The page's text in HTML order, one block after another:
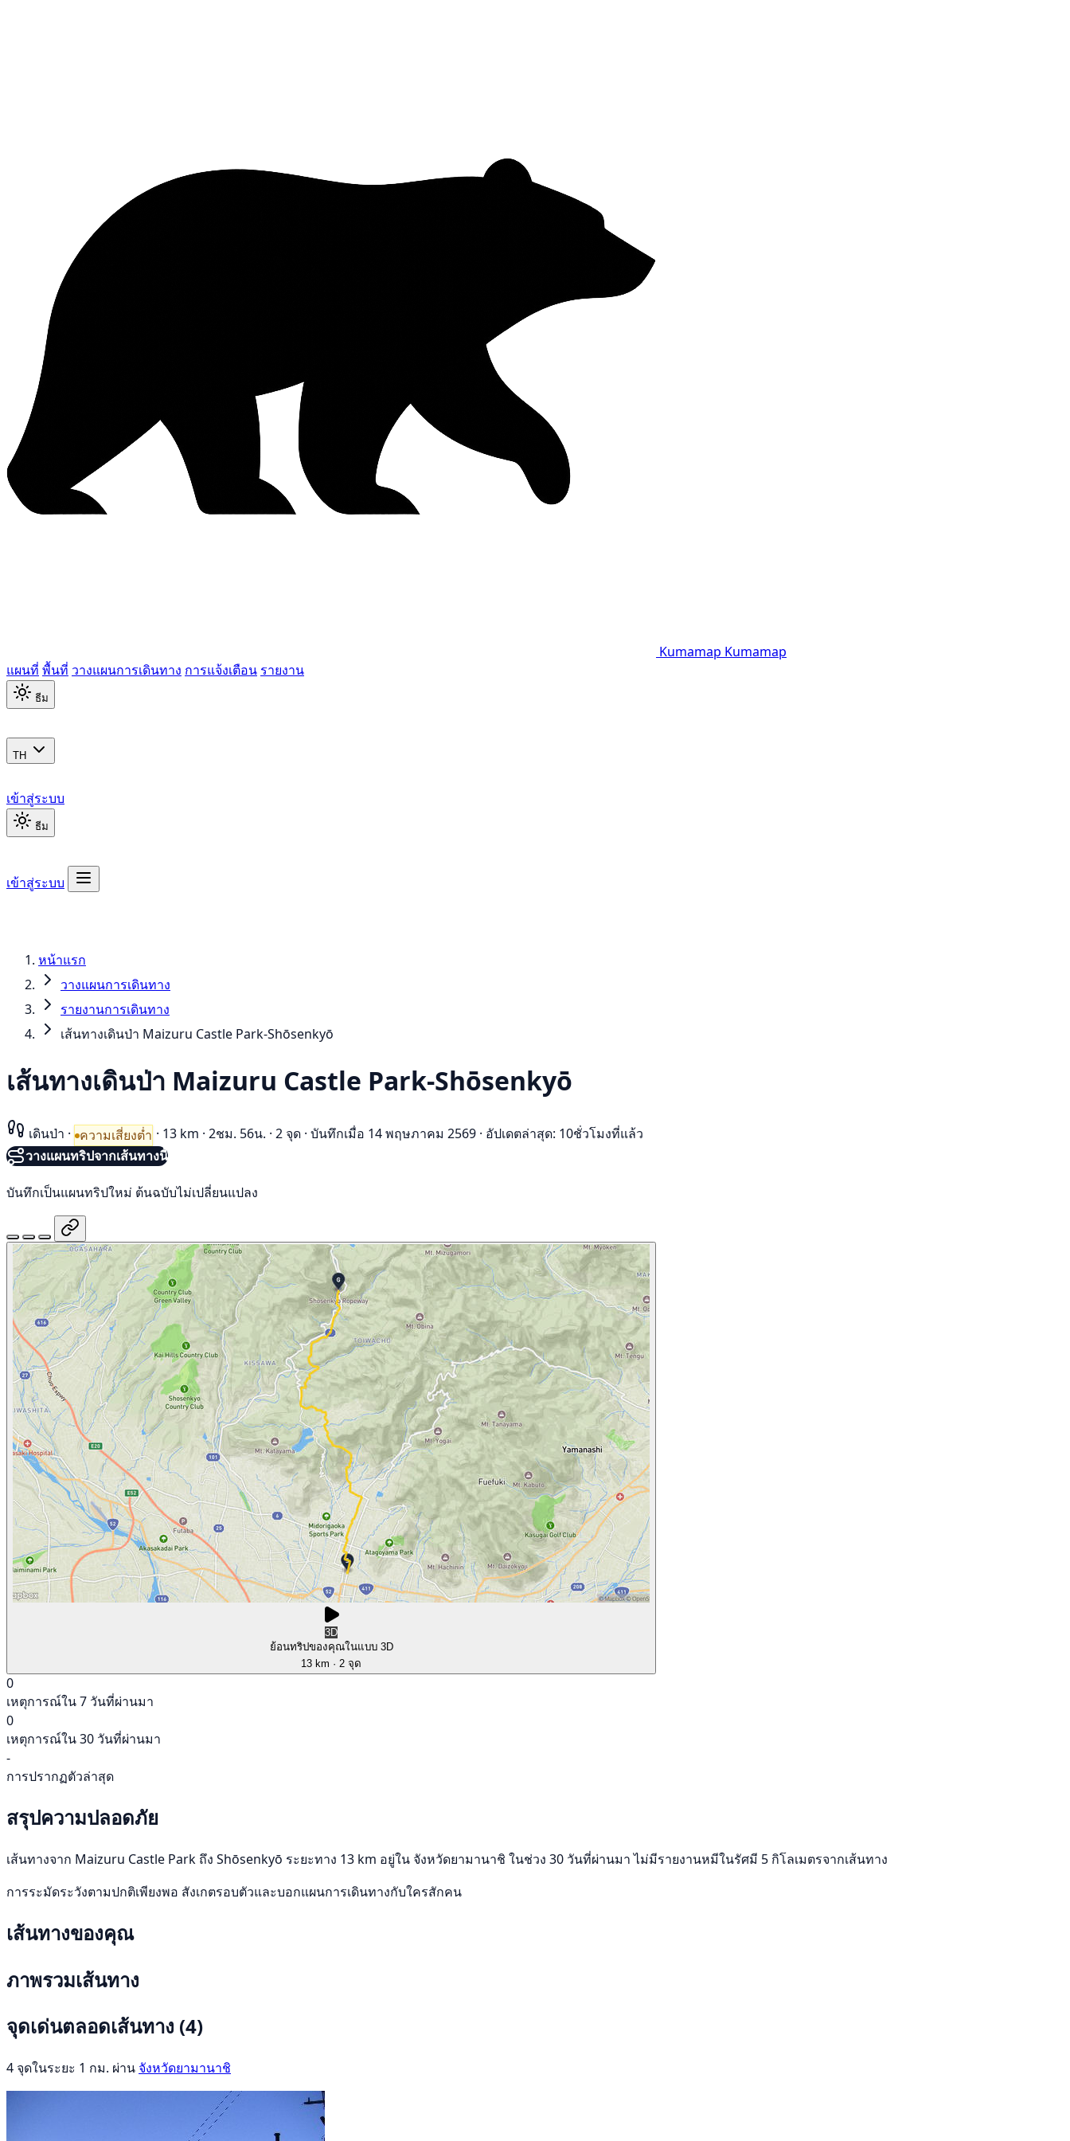
Kumamap Kumamap
แผนที่ พื้นที่ วางแผนการเดินทาง การแจ้งเตือน รายงาน
ธีม
TH
เข้าสู่ระบบ
ธีม
เข้าสู่ระบบ
หน้าแรก
วางแผนการเดินทาง
รายงานการเดินทาง
เส้นทางเดินป่า Maizuru Castle Park-Shōsenkyō
เส้นทางเดินป่า Maizuru Castle Park-Shōsenkyō
เดินป่า · ความเสี่ยงต่ำ · 13 km · 2ชม. 56น. · 2 จุด · บันทึกเมื่อ 14 พฤษภาคม 2569 · อัปเดตล่าสุด: 10ชั่วโมงที่แล้ว
วางแผนทริปจากเส้นทางนี้
บันทึกเป็นแผนทริปใหม่ ต้นฉบับไม่เปลี่ยนแปลง
3D
ย้อนทริปของคุณในแบบ 3D
13 km · 2 จุด
0
เหตุการณ์ใน 7 วันที่ผ่านมา
0
เหตุการณ์ใน 30 วันที่ผ่านมา
-
การปรากฏตัวล่าสุด
สรุปความปลอดภัย
เส้นทางจาก Maizuru Castle Park ถึง Shōsenkyō ระยะทาง 13 km อยู่ใน จังหวัดยามานาชิ ในช่วง 30 วันที่ผ่านมา ไม่มีรายงานหมีในรัศมี 5 กิโลเมตรจากเส้นทาง
การระมัดระวังตามปกติเพียงพอ สังเกตรอบตัวและบอกแผนการเดินทางกับใครสักคน
เส้นทางของคุณ
ภาพรวมเส้นทาง
จุดเด่นตลอดเส้นทาง (4)
4 จุดในระยะ 1 กม. ผ่าน จังหวัดยามานาชิ